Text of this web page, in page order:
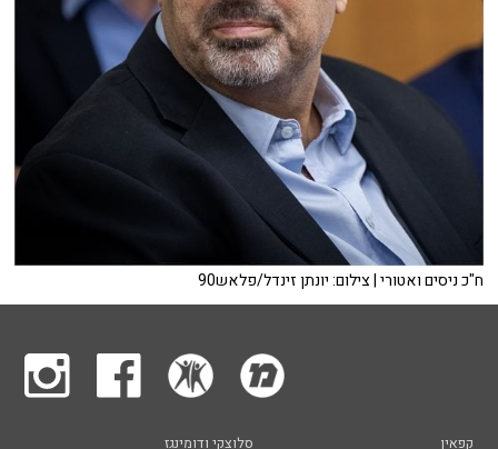
ח"כ ניסים ואטורי | צילום: יונתן זינדל/פלאש90
קפאין
סלוצקי ודומינגז